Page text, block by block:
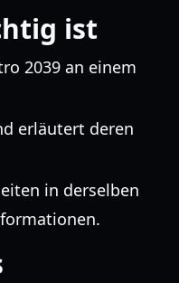
ist
2039 an einem
erläutert deren
in derselben